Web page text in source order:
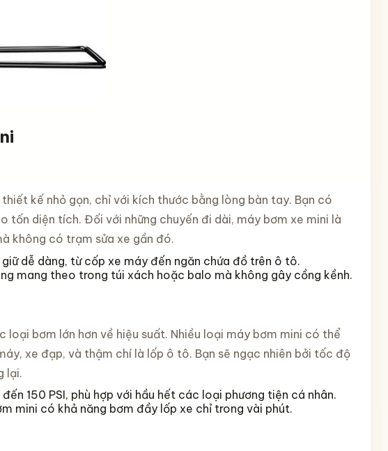
kế nhỏ gọn, chỉ với kích thước bằng lòng bàn tay. Bạn có
diện tích. Đối với những chuyến đi dài, máy bơm xe mini là
không có trạm sửa xe gần đó.
dễ dàng, từ cốp xe máy đến ngăn chứa đồ trên ô tô.
mang theo trong túi xách hoặc balo mà không gây cồng kềnh.
loại bơm lớn hơn về hiệu suất. Nhiều loại máy bơm mini có thể
xe đạp, và thậm chí là lốp ô tô. Bạn sẽ ngạc nhiên bởi tốc độ
lại.
150 PSI, phù hợp với hầu hết các loại phương tiện cá nhân.
mini có khả năng bơm đầy lốp xe chỉ trong vài phút.